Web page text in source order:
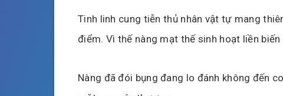
Tinh linh cung tiễn thủ nhân vật tự mang
điểm. Vì thế nàng mạt thế sinh hoạt liền biến
Nàng đã đói bụng đang lo đánh không đến